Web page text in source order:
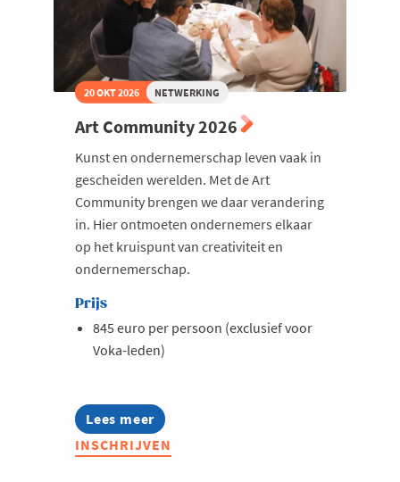
20 OKT 2026 NETWERKING
Art Community 2026
Kunst en ondernemerschap leven vaak in
gescheiden werelden. Met de Art
Community brengen we daar verandering
in. Hier ontmoeten ondernemers elkaar
op het kruispunt van creativiteit en
ondernemerschap.
Prijs
845 euro per persoon (exclusief voor
Voka-leden)
Lees meer
about
Art
Community
INSCHRIJVEN